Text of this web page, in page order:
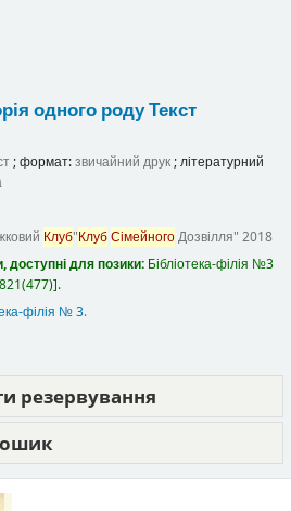
одного родуТекст
; формат:звичайний друк; літературний
Клуб"КлубСімейногоДозвілля" 2018
доступні для позики: Бібліотека-філія №3
821(477) .
філія № 3.
резервування